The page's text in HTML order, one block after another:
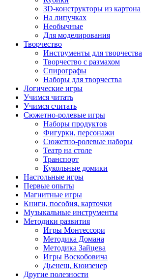
3D-конструкторы из картона
На липучках
Необычные
Для моделирования
Творчество
Инструменты для творчества
Творчество с размахом
Спирографы
Наборы для творчества
Логические игры
Учимся читать
Учимся считать
Сюжетно-ролевые игры
Наборы продуктов
Фигурки, персонажи
Сюжетно-ролевые наборы
Театр на столе
Транспорт
Кукольные домики
Настольные игры
Первые опыты
Магнитные игры
Книги, пособия, карточки
Музыкальные инструменты
Методики развития
Игры Монтессори
Методика Домана
Методика Зайцева
Игры Воскобовича
Дьенеш, Кюизенер
Другие полезности